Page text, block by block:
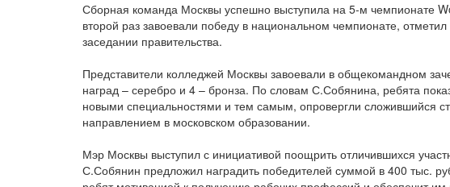
Сборная команда Москвы успешно выступила на 5-м чемпионате
второй раз завоевали победу в национальном чемпионате,
заседании правительства.
Представители колледжей Москвы завоевали в общекомандном
наград – серебро и 4 – бронза. По словам С.Собянина, ребята
новыми специальностями и тем самым, опровергли сложившийся
направлением в московском образовании.
Мэр Москвы выступил с инициативой поощрить отличившихся
С.Собянин предложил наградить победителей суммой в 400 тыс.